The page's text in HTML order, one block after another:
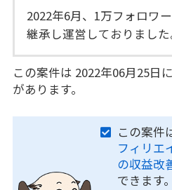
2022年6月、1万フォロワ
継承し運営しておりました
この案件は 2022年06月25日
があります。
この案件
フィリエ
の収益改
できます。